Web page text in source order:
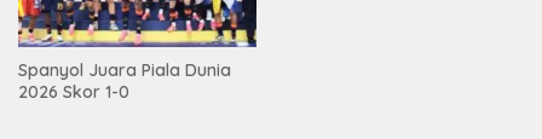
Spanyol Juara Piala Dunia
2026 Skor 1-0